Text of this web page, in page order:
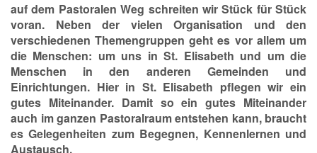
auf dem Pastoralen Weg schreiten wir Stück für Stück
voran. Neben der vielen Organisation und den
verschiedenen Themengruppen geht es vor allem um
die Menschen: um uns in St. Elisabeth und um die
Menschen in den anderen Gemeinden und
Einrichtungen. Hier in St. Elisabeth pflegen wir ein
gutes Miteinander. Damit so ein gutes Miteinander
auch im ganzen Pastoralraum entstehen kann, braucht
es Gelegenheiten zum Begegnen, Kennenlernen und
Austausch.